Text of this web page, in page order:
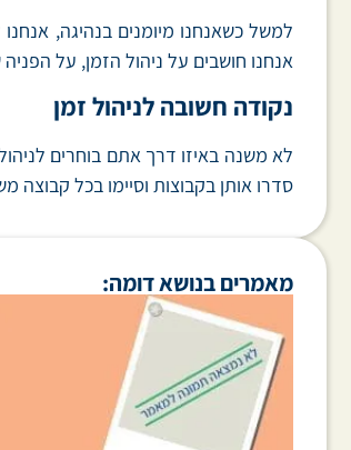
למשל כשאנחנו מיומנים בנהיגה,
אנחנו חושבים על ניהול הזמן, על
נקודה חשובה לניהול זמן
לא משנה באיזו דרך אתם בוחרים
סדרו אותן בקבוצות וסיימו בכל
מאמרים בנושא דומה: